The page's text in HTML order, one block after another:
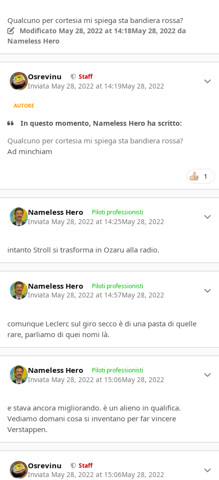
Qualcuno per cortesia mi spiega sta bandiera rossa?
Modificato May 28, 2022 at 14:18May 28, 2022 da
Nameless Hero
Osrevinu Staff
Inviata May 28, 2022 at 14:19May 28, 2022
AUTORE
In questo momento, Nameless Hero ha scritto:
Qualcuno per cortesia mi spiega sta bandiera rossa?
Ad minchiam
1
Nameless Hero Piloti professionisti
Inviata May 28, 2022 at 14:25May 28, 2022
intanto Stroll si trasforma in Ozaru alla radio.
Nameless Hero Piloti professionisti
Inviata May 28, 2022 at 14:57May 28, 2022
comunque Leclerc sul giro secco è di una pasta di quelle
rare, parliamo di quei nomi là.
Nameless Hero Piloti professionisti
Inviata May 28, 2022 at 15:06May 28, 2022
e stava ancora migliorando. è un alieno in qualifica.
Vediamo domani cosa si inventano per far vincere
Verstappen.
Osrevinu Staff
Inviata May 28, 2022 at 15:06May 28, 2022